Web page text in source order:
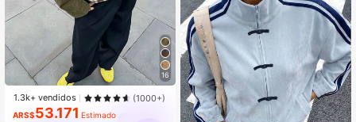
16
1.3k+ vendidos (1000+)
ARS$53.171 Estimado
a de almohada decorativa suave